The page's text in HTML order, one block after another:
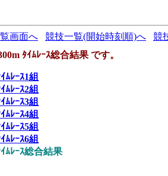
画面へ 競技一覧(開始時刻順)へ 競
ﾀｲﾑﾚｰｽ総合結果 です。
ﾑﾚｰｽ1組
ﾑﾚｰｽ2組
ﾑﾚｰｽ3組
ﾑﾚｰｽ4組
ﾑﾚｰｽ5組
ﾑﾚｰｽ6組
ﾑﾚｰｽ総合結果